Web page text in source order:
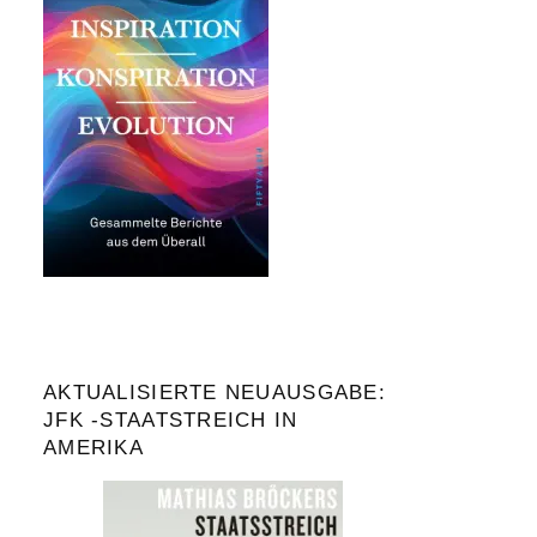
AKTUALISIERTE NEUAUSGABE:
JFK -STAATSTREICH IN
AMERIKA